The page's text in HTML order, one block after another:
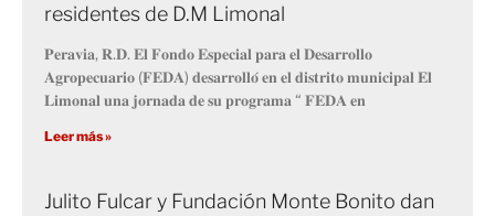
residentes de D.M Limonal
𝐏𝐞𝐫𝐚𝐯𝐢𝐚, 𝐑.𝐃. 𝐄𝐥 𝐅𝐨𝐧𝐝𝐨 𝐄𝐬𝐩𝐞𝐜𝐢𝐚𝐥 𝐩𝐚𝐫𝐚 𝐞𝐥 𝐃𝐞𝐬𝐚𝐫𝐫𝐨𝐥𝐥𝐨
𝐀𝐠𝐫𝐨𝐩𝐞𝐜𝐮𝐚𝐫𝐢𝐨 (𝐅𝐄𝐃𝐀) 𝐝𝐞𝐬𝐚𝐫𝐫𝐨𝐥𝐥𝐨́ 𝐞𝐧 𝐞𝐥 𝐝𝐢𝐬𝐭𝐫𝐢𝐭𝐨 𝐦𝐮𝐧𝐢𝐜𝐢𝐩𝐚𝐥 𝐄𝐥
𝐋𝐢𝐦𝐨𝐧𝐚𝐥 𝐮𝐧𝐚 𝐣𝐨𝐫𝐧𝐚𝐝𝐚 𝐝𝐞 𝐬𝐮 𝐩𝐫𝐨𝐠𝐫𝐚𝐦𝐚 “ 𝐅𝐄𝐃𝐀 𝐞𝐧
Leer más »
Julito Fulcar y Fundación Monte Bonito dan